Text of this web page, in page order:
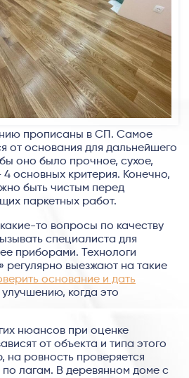
прописаны в СП. Самое
от основания для дальнейшего
оно было прочное, сухое,
основных критерия. Конечно,
быть чистым перед
паркетных работ.
то вопросы по качеству
специалиста для
приборами. Технологи
регулярно выезжают на такие
основание и дать
улучшению, когда это
нюансов при оценке
от объекта и типа этого
на ровность проверяется
лагам. В деревянном доме с